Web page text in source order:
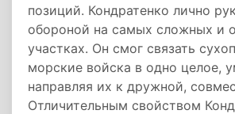
позиций. Кондратенко лично
обороной на самых сложных и
участках. Он смог связать
морские войска в одно целое,
направляя их к дружной,
Отличительным свойством